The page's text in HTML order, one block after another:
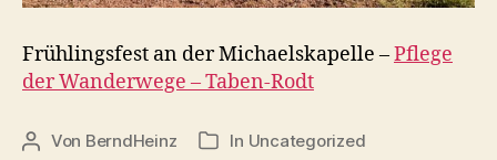
Frühlingsfest an der Michaelskapelle –Pflege
der Wanderwege – Taben-Rodt
Beitragsautor
Von BerndHeinz Kategorien
In Uncategorized